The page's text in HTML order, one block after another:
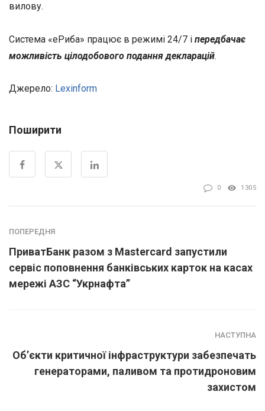
вилову.
Система «еРиба» працює в режимі 24/7 і передбачає
можливість цілодобового подання декларацій.
Джерело: Lexinform
Поширити
0 1305
ПОПЕРЕДНЯ
ПриватБанк разом з Mastercard запустили
сервіс поповнення банківських карток на касах
мережі АЗС “Укрнафта”
НАСТУПНА
Об’єкти критичної інфраструктури забезпечать
генераторами, паливом та протидроновим
захистом